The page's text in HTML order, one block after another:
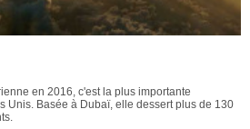
en 2016, c'est la plus importante
Unis. Basée à Dubaï, elle dessert plus de 130